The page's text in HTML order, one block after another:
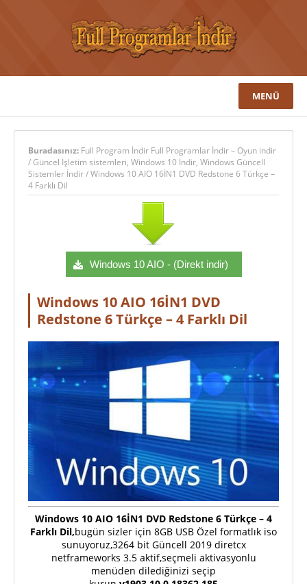
MENÜ
Buradasınız: Full Program İndir Full Programlar İndir – Oyun indir
/Güncel İşletim sistemleri, Windows 10 İndir, Windows Güncell
Sistemler İndir/Windows 10 AIO 16İN1 DVD Redstone 6 Türkçe –
4 Farklı Dil
Windows 10 AIO - (Direkt indir)
Windows 10 AIO 16İN1 DVD
Redstone 6 Türkçe – 4 Farklı Dil
Windows 10 AIO 16İN1 DVD Redstone 6 Türkçe – 4
Farklı Dil,bugün sizler için 8GB USB Özel formatlık iso
sunuyoruz,3264 bit Güncell 2019 diretcx
netframeworks 3.5 aktif,seçmeli aktivasyonlu
menüden dilediğinizi seçip